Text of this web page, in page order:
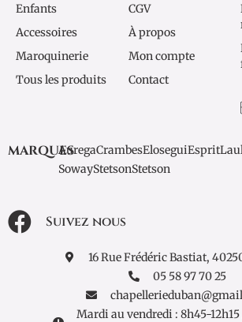
Enfants
Accessoires
Maroquinerie
Tous les produits
CGV
À propos
Mon compte
Contact
Suivez nous
16 Rue Frédéric Bastiat,
05 58 97 70 25
Mardi au vendredi : 8h45-12h15
MARQUESAuregaCrambesEloseguiEsprit
SowayStetsonStetson